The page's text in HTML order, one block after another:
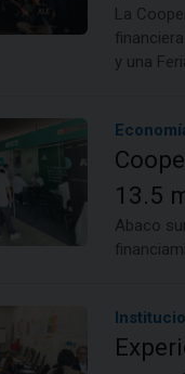
La
y una
13.5
Abaco